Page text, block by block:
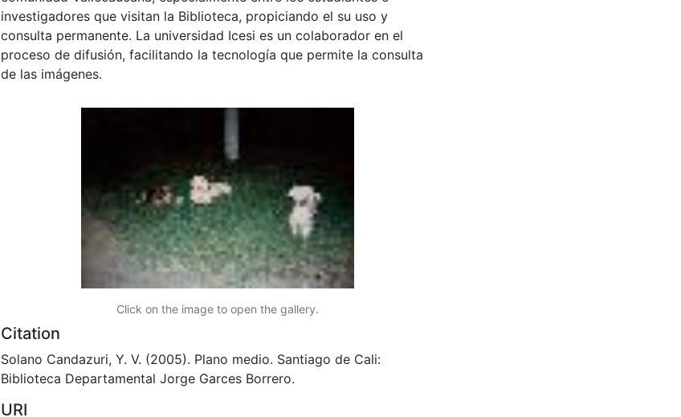
investigadores que visitan la Biblioteca, propiciando el su uso y
consulta permanente. La universidad Icesi es un colaborador en el
proceso de difusión, facilitando la tecnología que permite la consulta
de las imágenes.
Click on the image to open the gallery.
Citation
Solano Candazuri, Y. V. (2005). Plano medio. Santiago de Cali:
Biblioteca Departamental Jorge Garces Borrero.
URI